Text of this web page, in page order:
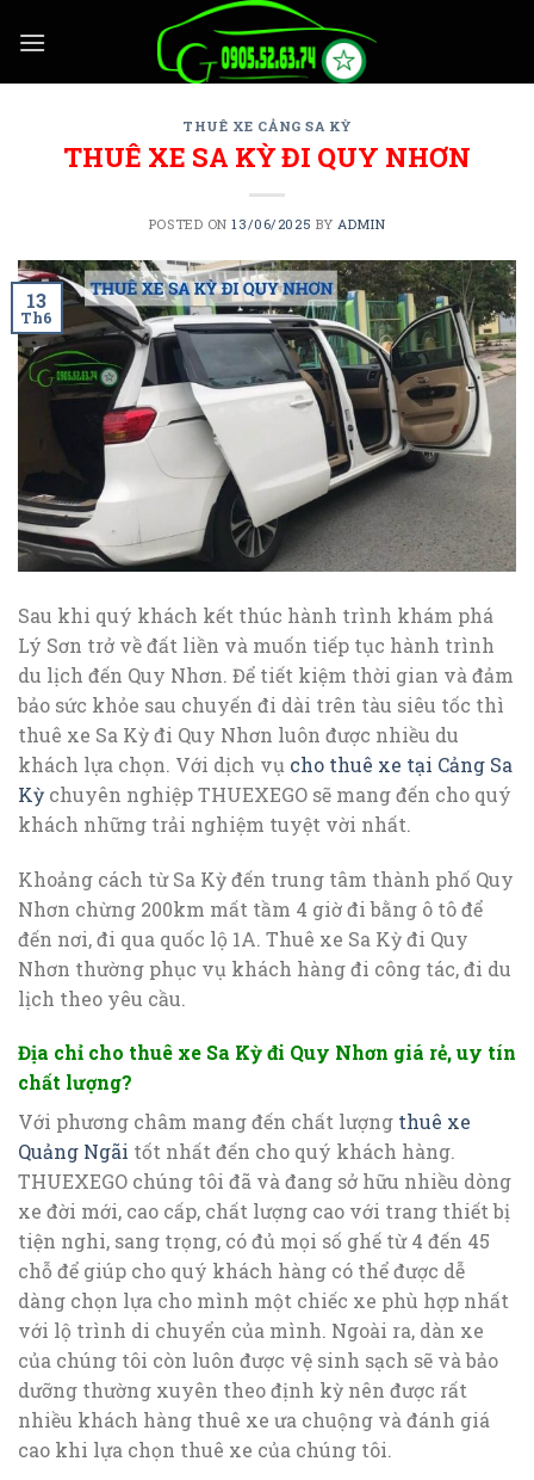
THUÊ XE CẢNG SA KỲ
THUÊ XE SA KỲ ĐI QUY NHƠN
POSTED ON13/06/2025 BY ADMIN
13
Th6
Sau khi quý khách kết thúc hành trình khám phá
Lý Sơn trở về đất liền và muốn tiếp tục hành trình
du lịch đến Quy Nhơn. Để tiết kiệm thời gian và đảm
bảo sức khỏe sau chuyến đi dài trên tàu siêu tốc thì
thuê xe Sa Kỳ đi Quy Nhơn luôn được nhiều du
khách lựa chọn. Với dịch vụ cho thuê xe tại Cảng Sa
Kỳ chuyên nghiệp THUEXEGO sẽ mang đến cho quý
khách những trải nghiệm tuyệt vời nhất.
Khoảng cách từ Sa Kỳ đến trung tâm thành phố Quy
Nhơn chừng 200km mất tầm 4 giờ đi bằng ô tô để
đến nơi, đi qua quốc lộ 1A. Thuê xe Sa Kỳ đi Quy
Nhơn thường phục vụ khách hàng đi công tác, đi du
lịch theo yêu cầu.
Địa chỉ cho thuê xe Sa Kỳ đi Quy Nhơn giá rẻ, uy tín
chất lượng?
Với phương châm mang đến chất lượng thuê xe
Quảng Ngãi tốt nhất đến cho quý khách hàng.
THUEXEGO chúng tôi đã và đang sở hữu nhiều dòng
xe đời mới, cao cấp, chất lượng cao với trang thiết bị
tiện nghi, sang trọng, có đủ mọi số ghế từ 4 đến 45
chỗ để giúp cho quý khách hàng có thể được dễ
dàng chọn lựa cho mình một chiếc xe phù hợp nhất
với lộ trình di chuyển của mình. Ngoài ra, dàn xe
của chúng tôi còn luôn được vệ sinh sạch sẽ và bảo
dưỡng thường xuyên theo định kỳ nên được rất
nhiều khách hàng thuê xe ưa chuộng và đánh giá
cao khi lựa chọn thuê xe của chúng tôi.